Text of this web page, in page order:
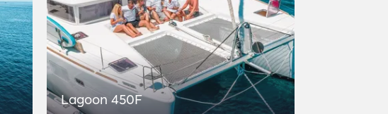
Lagoon 450F